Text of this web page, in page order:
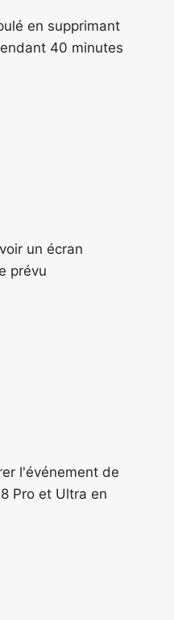
en supprimant
40 minutes
un écran
prévu
l'événement de
Pro et Ultra en